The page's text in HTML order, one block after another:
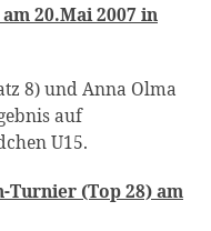
20.Mai 2007 in
8) und Anna Olma
auf
U15.
Turnier (Top 28) am